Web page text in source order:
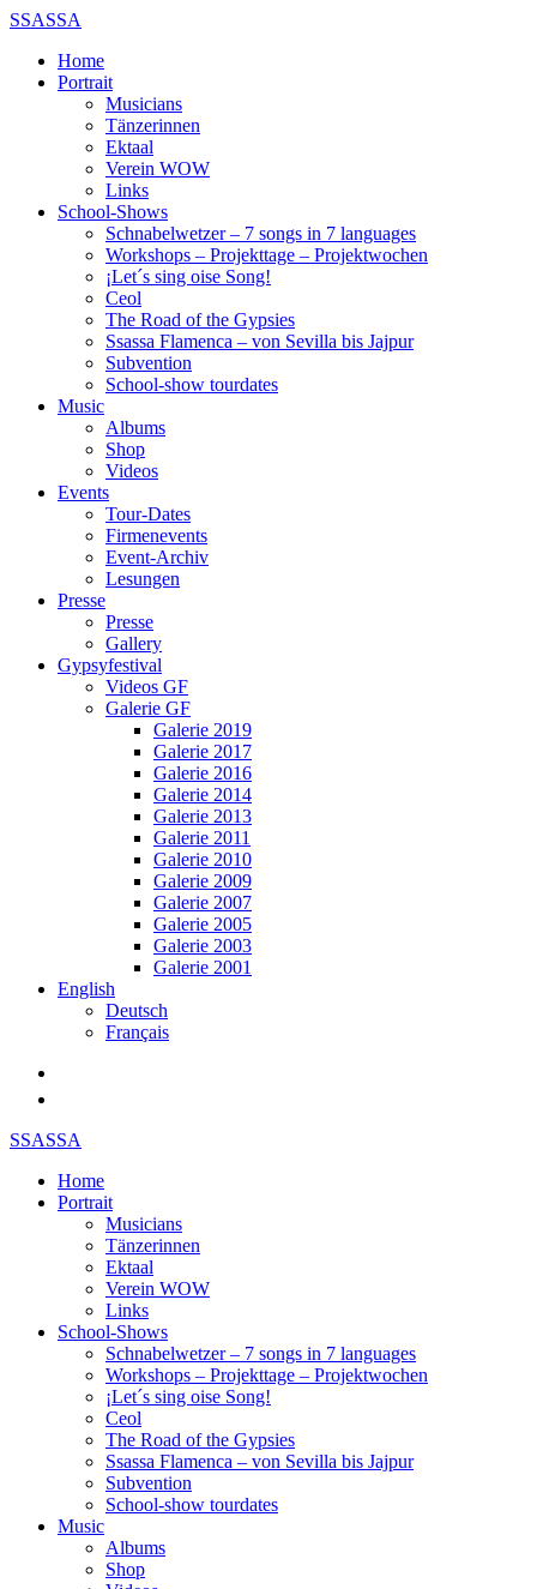
SSASSA
Home
Portrait
Musicians
Tänzerinnen
Ektaal
Verein WOW
Links
School-Shows
Schnabelwetzer – 7 songs in 7 languages
Workshops – Projekttage – Projektwochen
¡Let´s sing oise Song!
Ceol
The Road of the Gypsies
Ssassa Flamenca – von Sevilla bis Jajpur
Subvention
School-show tourdates
Music
Albums
Shop
Videos
Events
Tour-Dates
Firmenevents
Event-Archiv
Lesungen
Presse
Presse
Gallery
Gypsyfestival
Videos GF
Galerie GF
Galerie 2019
Galerie 2017
Galerie 2016
Galerie 2014
Galerie 2013
Galerie 2011
Galerie 2010
Galerie 2009
Galerie 2007
Galerie 2005
Galerie 2003
Galerie 2001
English
Deutsch
Français
SSASSA
Home
Portrait
Musicians
Tänzerinnen
Ektaal
Verein WOW
Links
School-Shows
Schnabelwetzer – 7 songs in 7 languages
Workshops – Projekttage – Projektwochen
¡Let´s sing oise Song!
Ceol
The Road of the Gypsies
Ssassa Flamenca – von Sevilla bis Jajpur
Subvention
School-show tourdates
Music
Albums
Shop